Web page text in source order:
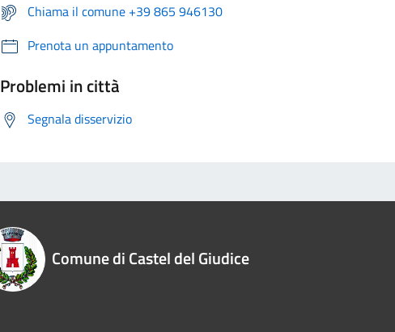
Chiama il comune +39 865 946130
Prenota un appuntamento
Problemi in città
Segnala disservizio
Comune di Castel del Giudice